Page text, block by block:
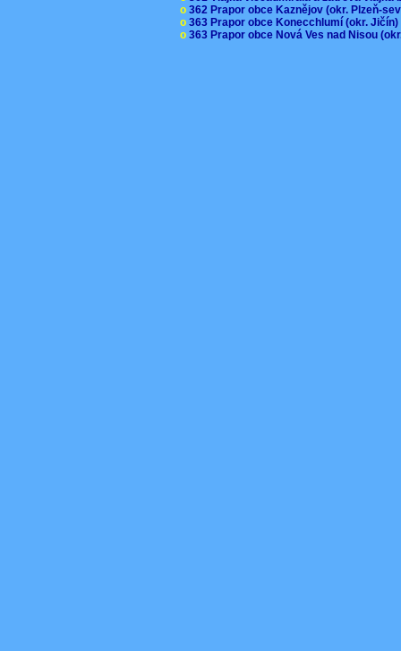
o 362 Prapor obce Kaznějov (okr. Plzeň-
o 363 Prapor obce Konecchlumí (okr.
o 363 Prapor obce Nová Ves nad Nisou